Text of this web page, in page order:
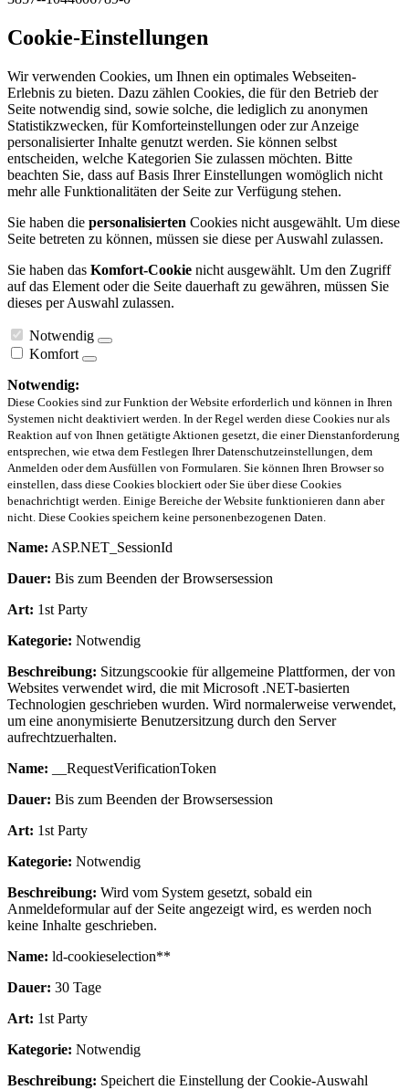
Cookie-Einstellungen
Wir verwenden Cookies, um Ihnen ein optimales Webseiten-
Erlebnis zu bieten. Dazu zählen Cookies, die für den Betrieb der
Seite notwendig sind, sowie solche, die lediglich zu anonymen
Statistikzwecken, für Komforteinstellungen oder zur Anzeige
personalisierter Inhalte genutzt werden. Sie können selbst
entscheiden, welche Kategorien Sie zulassen möchten. Bitte
beachten Sie, dass auf Basis Ihrer Einstellungen womöglich nicht
mehr alle Funktionalitäten der Seite zur Verfügung stehen.
Sie haben die personalisierten Cookies nicht ausgewählt. Um diese
Seite betreten zu können, müssen sie diese per Auswahl zulassen.
Sie haben das Komfort-Cookie nicht ausgewählt. Um den Zugriff
auf das Element oder die Seite dauerhaft zu gewähren, müssen Sie
dieses per Auswahl zulassen.
Notwendig
Komfort
Notwendig:
Diese Cookies sind zur Funktion der Website erforderlich und können in Ihren
Systemen nicht deaktiviert werden. In der Regel werden diese Cookies nur als
Reaktion auf von Ihnen getätigte Aktionen gesetzt, die einer Dienstanforderung
entsprechen, wie etwa dem Festlegen Ihrer Datenschutzeinstellungen, dem
Anmelden oder dem Ausfüllen von Formularen. Sie können Ihren Browser so
einstellen, dass diese Cookies blockiert oder Sie über diese Cookies
benachrichtigt werden. Einige Bereiche der Website funktionieren dann aber
nicht. Diese Cookies speichern keine personenbezogenen Daten.
Name: ASP.NET_SessionId
Dauer: Bis zum Beenden der Browsersession
Art: 1st Party
Kategorie: Notwendig
Beschreibung: Sitzungscookie für allgemeine Plattformen, der von
Websites verwendet wird, die mit Microsoft .NET-basierten
Technologien geschrieben wurden. Wird normalerweise verwendet,
um eine anonymisierte Benutzersitzung durch den Server
aufrechtzuerhalten.
Name: __RequestVerificationToken
Dauer: Bis zum Beenden der Browsersession
Art: 1st Party
Kategorie: Notwendig
Beschreibung: Wird vom System gesetzt, sobald ein
Anmeldeformular auf der Seite angezeigt wird, es werden noch
keine Inhalte geschrieben.
Name: ld-cookieselection**
Dauer: 30 Tage
Art: 1st Party
Kategorie: Notwendig
Beschreibung: Speichert die Einstellung der Cookie-Auswahl